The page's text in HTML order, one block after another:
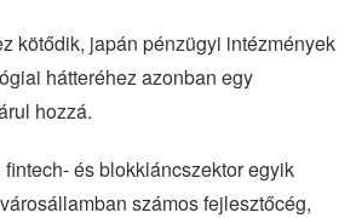
kötődik, japán pénzügyi intézmények
hátteréhez azonban egy
hozzá.
és blokkláncszektor egyik
számos fejlesztőcég,